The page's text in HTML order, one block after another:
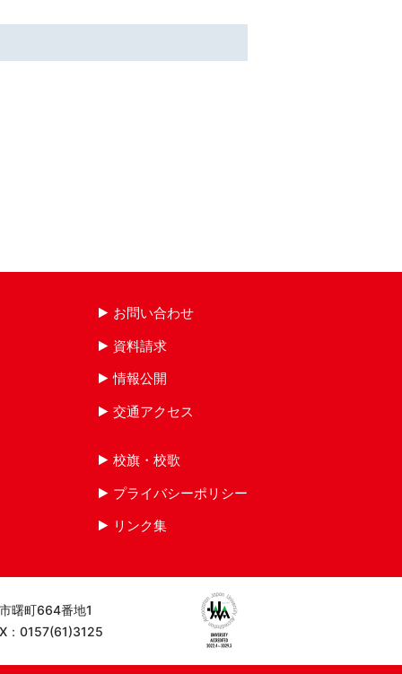
お問い合わせ
資料請求
情報公開
交通アクセス
校旗・校歌
プライバシーポリシー
リンク集
曙町664番地1
：0157(61)3125